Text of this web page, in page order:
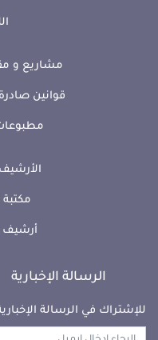
مشاريع و
قوانين
أرشيف
الرسالة الإخبارية
للإشتراك في الرسالة